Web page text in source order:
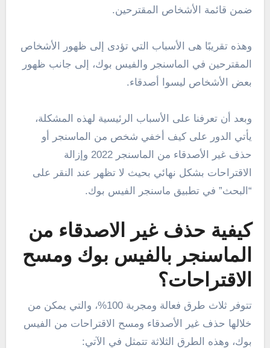
ضمن قائمة الأشخاص المقترحين.
وهذه تقريبًا هى الأسباب التي تؤدى إلى ظهور الأشخاص
المقترحين في الماسنجر والفيس بوك، إلى جانب ظهور
بعض الأشخاص ليسوا أصدقاء.
وبعد أن تعرفنا على الأسباب الرئيسية لهذه المشكلة،
يأتي الدور على كيف أخفي شخص من الماسنجر أو
حذف غير الأصدقاء من الماسنجر 2022 وإزالة
الاقتراحات بشكل نهائي بحيث لا تظهر عند النقر على
“البحث” في تطبيق ماسنجر الفيس بوك.
كيفية حذف غير الاصدقاء من
الماسنجر بالفيس بوك ومسح
الاقتراحات؟
تتوفر ثلاث طرق فعالة ومجربة 100%، والتي يمكن من
خلالها حذف غير الأصدقاء ومسح الاقتراحات من الفيس
بوك، وهذه الطرق الثلاثة تتمثل في الآتي: